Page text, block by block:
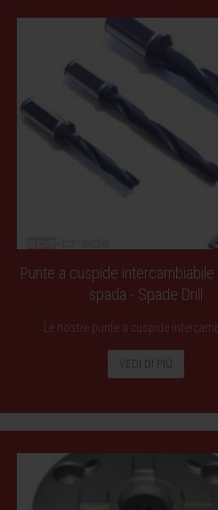
Punte a cuspide intercambiabile
spada - Spade Drill
Le nostre punte a cuspide
VEDI DI PIÙ